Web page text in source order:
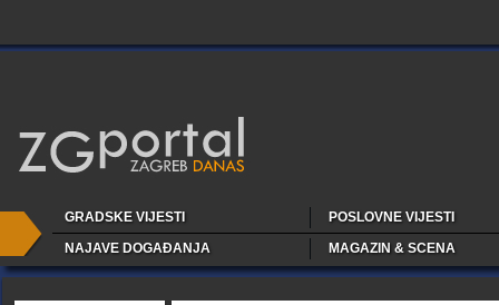
GRADSKE VIJESTI
POSLOVNE VIJESTI
NAJAVE DOGAĐANJA
MAGAZIN & SCENA